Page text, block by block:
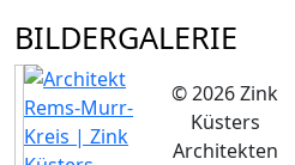
BILDERGALERIE
© 2026 Zink
Küsters
Architekten